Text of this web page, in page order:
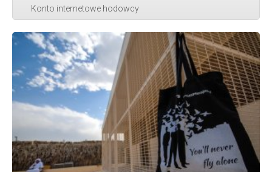
Konto internetowe hodowcy